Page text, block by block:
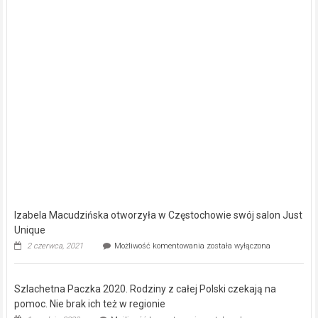
Izabela Macudzińska otworzyła w Częstochowie swój salon Just
Unique
2 czerwca, 2021 Możliwość komentowania Izabela
Częstochowie
została wyłączona
Szlachetna Paczka 2020. Rodziny z całej Polski czekają na
pomoc. Nie brak ich też w regionie